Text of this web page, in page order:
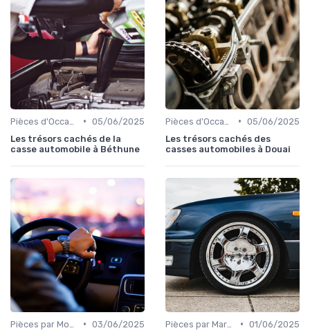
• 05/06/2025
Les trésors cachés de la
casse automobile à Béthune
• 05/06/2025
Les trésors cachés des
casses automobiles à Douai
• 03/06/2025
• 01/06/2025